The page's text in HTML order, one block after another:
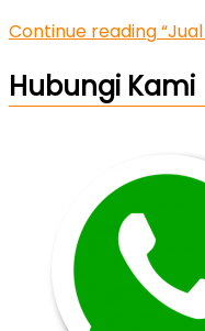
Continue reading
Hubungi Kami